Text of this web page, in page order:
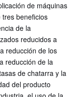
de máquinas
beneficios
de la
reducidos a
reducción de los
reducción de la
de chatarra y la
del producto